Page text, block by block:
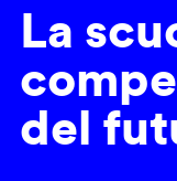
La
del